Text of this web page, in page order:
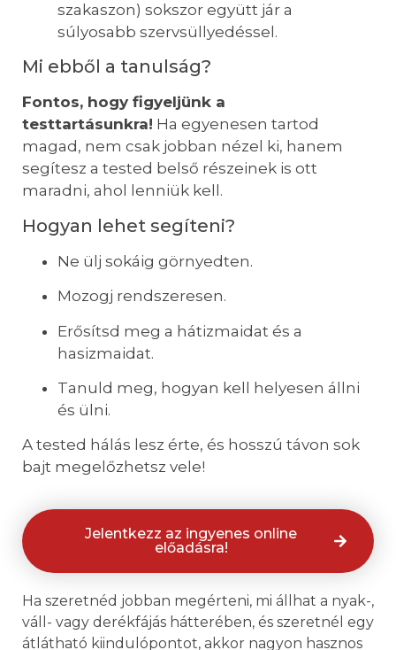
szakaszon) sokszor együtt jár a
súlyosabb szervsüllyedéssel.
Mi ebből a tanulság?
Fontos, hogy figyeljünk a
testtartásunkra! Ha egyenesen tartod
magad, nem csak jobban nézel ki, hanem
segítesz a tested belső részeinek is ott
maradni, ahol lenniük kell.
Hogyan lehet segíteni?
Ne ülj sokáig görnyedten.
Mozogj rendszeresen.
Erősítsd meg a hátizmaidat és a
hasizmaidat.
Tanuld meg, hogyan kell helyesen állni
és ülni.
A tested hálás lesz érte, és hosszú távon sok
bajt megelőzhetsz vele!
Jelentkezz az ingyenes online
előadásra!
Ha szeretnéd jobban megérteni, mi állhat a nyak-,
váll- vagy derékfájás hátterében, és szeretnél egy
átlátható kiindulópontot, akkor nagyon hasznos